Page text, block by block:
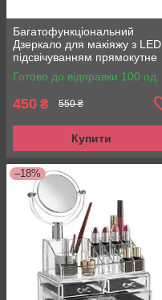
Багатофункціональний
Дзеркало для макіяжу з LED
підсвічуванням прямокутне
потрійне
Готово до відправки 100 од.
450 ₴ 550 ₴
Купити
–18%